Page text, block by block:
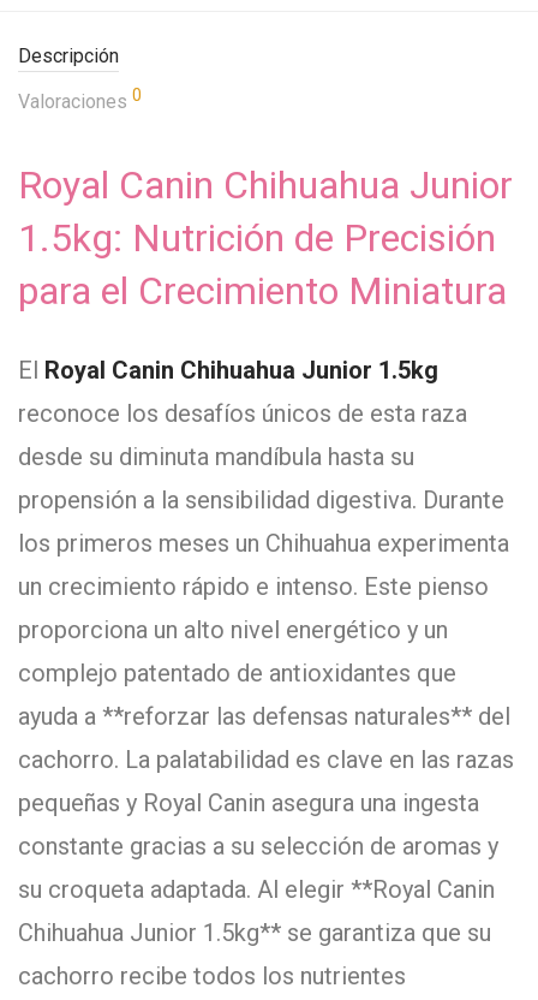
Descripción
Valoraciones 0
Royal Canin Chihuahua Junior
1.5kg: Nutrición de Precisión
para el Crecimiento Miniatura
El Royal Canin Chihuahua Junior 1.5kg
reconoce los desafíos únicos de esta raza
desde su diminuta mandíbula hasta su
propensión a la sensibilidad digestiva. Durante
los primeros meses un Chihuahua experimenta
un crecimiento rápido e intenso. Este pienso
proporciona un alto nivel energético y un
complejo patentado de antioxidantes que
ayuda a **reforzar las defensas naturales** del
cachorro. La palatabilidad es clave en las razas
pequeñas y Royal Canin asegura una ingesta
constante gracias a su selección de aromas y
su croqueta adaptada. Al elegir **Royal Canin
Chihuahua Junior 1.5kg** se garantiza que su
cachorro recibe todos los nutrientes